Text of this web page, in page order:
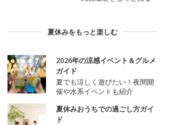
夏休みをもっと楽しむ
2026年の涼感イベント＆グルメ
ガイド
夏でも涼しく遊びたい！夜間開
催や水系イベントも紹介
夏休みおうちでの過ごし方ガイ
ド